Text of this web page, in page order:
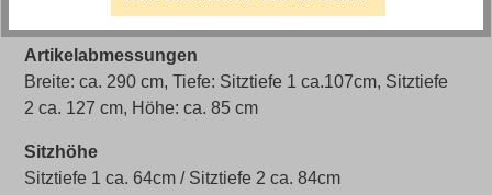
Artikelabmessungen
Breite: ca. 290 cm, Tiefe: Sitztiefe 1 ca.107cm, Sitztiefe
2 ca. 127 cm, Höhe: ca. 85 cm
Sitzhöhe
Sitztiefe 1 ca. 64cm / Sitztiefe 2 ca. 84cm